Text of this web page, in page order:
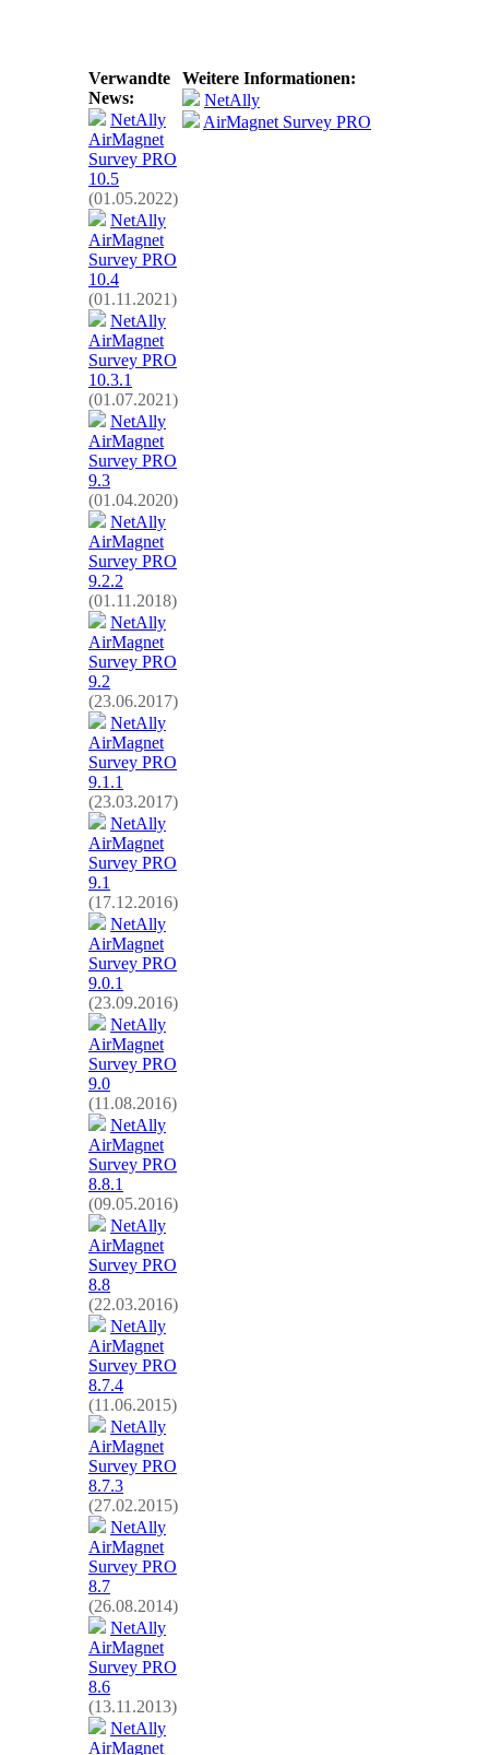
Verwandte
News:
NetAlly
AirMagnet
Survey PRO
10.5
(01.05.2022)
NetAlly
AirMagnet
Survey PRO
10.4
(01.11.2021)
NetAlly
AirMagnet
Survey PRO
10.3.1
(01.07.2021)
NetAlly
AirMagnet
Survey PRO
9.3
(01.04.2020)
NetAlly
AirMagnet
Survey PRO
9.2.2
(01.11.2018)
NetAlly
AirMagnet
Survey PRO
9.2
(23.06.2017)
NetAlly
AirMagnet
Survey PRO
9.1.1
(23.03.2017)
NetAlly
AirMagnet
Survey PRO
9.1
(17.12.2016)
NetAlly
AirMagnet
Survey PRO
9.0.1
(23.09.2016)
NetAlly
AirMagnet
Survey PRO
9.0
(11.08.2016)
NetAlly
AirMagnet
Survey PRO
8.8.1
(09.05.2016)
NetAlly
AirMagnet
Survey PRO
8.8
(22.03.2016)
NetAlly
AirMagnet
Survey PRO
8.7.4
(11.06.2015)
NetAlly
AirMagnet
Survey PRO
8.7.3
(27.02.2015)
NetAlly
AirMagnet
Survey PRO
8.7
(26.08.2014)
NetAlly
AirMagnet
Survey PRO
8.6
(13.11.2013)
NetAlly
AirMagnet
Weitere Informationen:
NetAlly
AirMagnet Survey PRO